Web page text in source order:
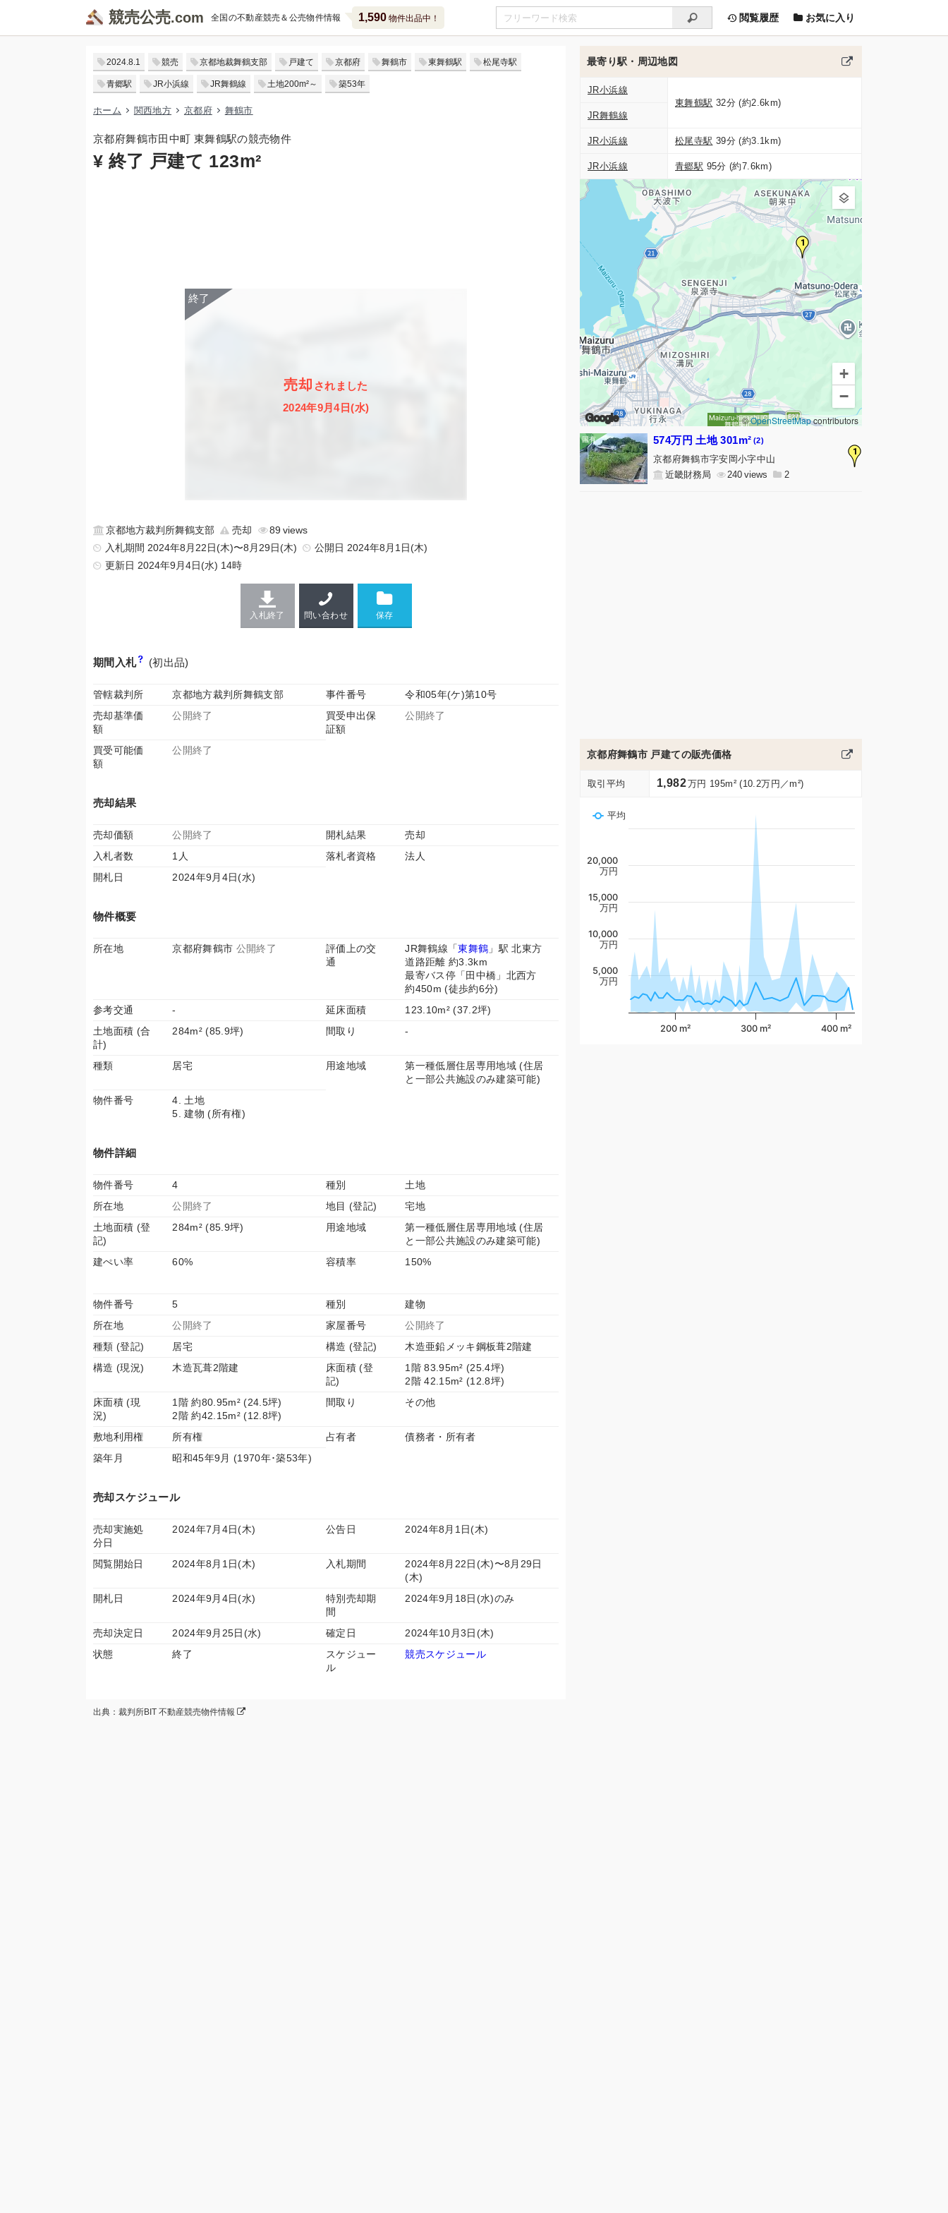
競売公売 全国の不動産競売＆公売物件情報 1,590物件出品中！ 閲覧履歴 お気に入り
2024.8.1 競売 京都地裁舞鶴支部 戸建て 京都府 舞鶴市 東舞鶴駅 松尾寺駅
青郷駅 JR小浜線 JR舞鶴線 土地200m²～ 築53年
ホーム 関西地方 京都府 舞鶴市
京都府舞鶴市田中町 東舞鶴駅の競売物件
¥ 終了 戸建て 123m²
売却 されました
2024年9月4日(水)
京都地方裁判所舞鶴支部 売却
89
入札期間 2024年8月22日(木)〜8月29日(木)
公開日 2024年8月1日(木)
更新日 2024年9月4日(水) 14時
入札終了 問い合わせ
期間入札 (初出品)
管轄裁判所 京都地方裁判所舞鶴支部 事件番号
令和05年(ケ)第10号
売却基準価
額
公開終了
買受申出保
証額
公開終了
買受可能価
額
公開終了
売却結果
売却価額 公開終了 開札結果
売却
入札者数
1人 落札者資格
法人
開札日
2024年9月4日(水)
物件概要
所在地 京都府舞鶴市 公開終了
評価上の交
通
JR舞鶴線「東舞鶴 」駅 北東方
道路距離 約3.3km
最寄バス停「田中橋」北西方
約450m (徒歩約6分)
参考交通
- 延床面積
123.10m² (37.2坪)
土地面積 (合
計)
284m² (85.9坪) 間取り -
種類 居宅 用途地域
第一種低層住居専用地域 (住居
と一部公共施設のみ建築可能)
物件番号
4. 土地
5. 建物 (所有権)
物件詳細
物件番号 4 種別
土地
所在地
公開終了 地目 (登記)
宅地
土地面積 (登
記)
284m² (85.9坪) 用途地域
第一種低層住居専用地域 (住居
と一部公共施設のみ建築可能)
建ぺい率
60% 容積率 150%
物件番号 5 種別
建物
所在地
公開終了 家屋番号
公開終了
種類 (登記)
居宅 構造 (登記)
木造亜鉛メッキ鋼板葺2階建
構造 (現況)
木造瓦葺2階建
床面積 (登
記)
1階 83.95m² (25.4坪)
2階 42.15m² (12.8坪)
床面積 (現
況)
1階 約80.95m² (24.5坪)
2階 約42.15m² (12.8坪)
間取り その他
敷地利用権 所有権 占有者
債務者・所有者
築年月
昭和45年9月 (1970年･築53年)
売却スケジュール
売却実施処
分日
2024年7月4日(木) 公告日 2024年8月1日(木)
閲覧開始日 2024年8月1日(木) 入札期間
2024年8月22日(木)〜8月29日
(木)
開札日
2024年9月4日(水)
特別売却期
間
2024年9月18日(水)のみ
売却決定日 2024年9月25日(水) 確定日
2024年10月3日(木)
状態
終了
スケジュー
ル
競売スケジュール
出典：裁判所BIT 不動産競売物件情報
最寄り駅・周辺地図
JR小浜線
東舞鶴駅 32分 (約2.6km)
JR舞鶴線
JR小浜線 松尾寺駅 39分 (約3.1km)
JR小浜線 青郷駅 95分 (約7.6km)
1
Google
+
−
©OpenStreetMapcontributors
1
574万円 土地 301m² (2)
京都府舞鶴市字安岡小字中山
近畿財務局
240 2
京都府舞鶴市 戸建ての販売価格
取引平均 1,982万円 195m² (10.2万円／m²)
平均
200 m² 300 m² 400 m²
5,000
万円
10,000
万円
15,000
万円
20,000
万円